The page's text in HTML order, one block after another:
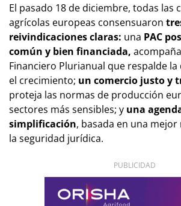
El pasado 18 de diciembre, todas las
agrícolas europeas consensuaron
reivindicaciones claras: una PAC
común y bien financiada,
Financiero Plurianual que respalde
el crecimiento; un comercio justo y
proteja las normas de producción
sectores más sensibles; y una
simplificación, basada en una
la seguridad jurídica.
PUBLICIDAD